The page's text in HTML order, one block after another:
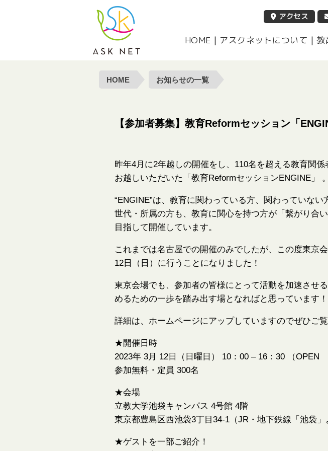
アクセス
HOME | アスクネットについて | 教
HOME お知らせの一覧
【参加者募集】教育Reformセッション「
昨年4月に2年越しの開催をし、110名を超える教育関係
お越しいただいた「教育ReformセッションENGINE」 。
“ENGINE”は、教育に関わっている方、関わっていな
世代・所属の方も、教育に関心を持つ方が「繋がり合
目指して開催しています。
これまでは名古屋での開催のみでしたが、この度東京
12日（日）に行うことになりました！
東京会場でも、参加者の皆様にとって活動を加速させ
めるための一歩を踏み出す場となればと思っています
詳細は、ホームページにアップしていますのでぜひご覧
★開催日時
2023年 3月 12日（日曜日） 10：00 – 16：30 （OPEN
参加無料・定員 300名
★会場
立教大学池袋キャンパス 4号館 4階
東京都豊島区西池袋3丁目34-1（JR・地下鉄線「池袋」
★ゲストを一部ご紹介！